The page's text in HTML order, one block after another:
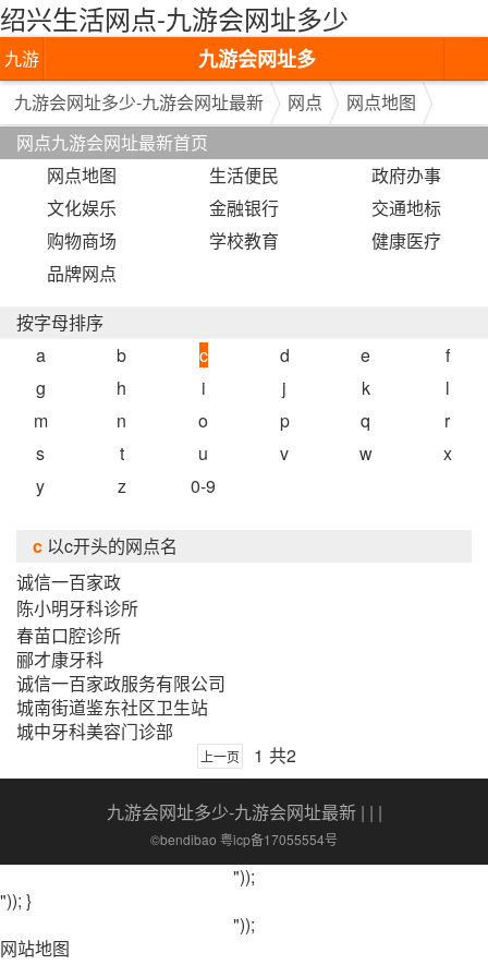
绍兴生活网点-九游会网址多少
九游
会网
址多
最新
九游会网址多
少-九游会网址
九游会网址多少-九游会网址最新 网点
网点地图
网点九游会网址最新首页
网点地图
生活便民
政府办事
文化娱乐
金融银行
交通地标
购物商场
学校教育
健康医疗
品牌网点
按字母排序
a
b c d e
f
g
h i j k
l
m
n o p q
r
s
t u v w
x
y
z 0-9
c 以c开头的网点名
诚信一百家政
陈小明牙科诊所
春苗口腔诊所
郦才康牙科
诚信一百家政服务有限公司
城南街道鉴东社区卫生站
城中牙科美容门诊部
上一页 1 共2
九游会网址多少-九游会网址最新| | |
©bendibao 粤icp备17055554号
"));
")); }
"));
网站地图